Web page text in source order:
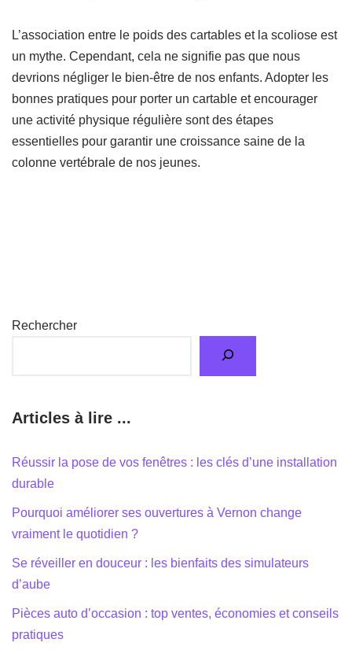
L’association entre le poids des cartables et la scoliose est
un mythe. Cependant, cela ne signifie pas que nous
devrions négliger le bien-être de nos enfants. Adopter les
bonnes pratiques pour porter un cartable et encourager
une activité physique régulière sont des étapes
essentielles pour garantir une croissance saine de la
colonne vertébrale de nos jeunes.
Rechercher
Articles à lire ...
Réussir la pose de vos fenêtres : les clés d’une installation
durable
Pourquoi améliorer ses ouvertures à Vernon change
vraiment le quotidien ?
Se réveiller en douceur : les bienfaits des simulateurs
d’aube
Pièces auto d’occasion : top ventes, économies et conseils
pratiques